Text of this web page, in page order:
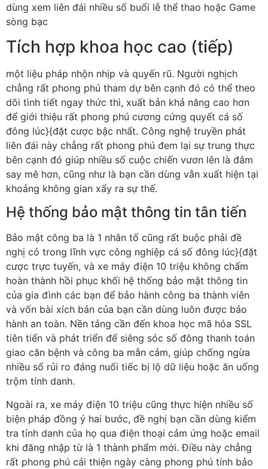
dùng xem liên đái nhiều số buổi lễ thể thao hoặc Game
sòng bạc
Tích hợp khoa học cao (tiếp)
một liệu pháp nhộn nhịp và quyến rũ. Người nghịch
chẳng rất phong phú tham dự bên cạnh đó có thể theo
dõi tình tiết ngay thức thì, xuất bản khả năng cao hơn
để giới thiệu rất phong phú cương cứng quyết cá số
đông lúc}{đặt cược bậc nhất. Công nghệ truyền phát
liên đái này chẳng rất phong phú đem lại sự trung thực
bên cạnh đó giúp nhiều số cuộc chiến vươn lên là đắm
say mê hơn, cũng như là bạn cần dùng vẫn xuất hiện tại
khoảng không gian xẩy ra sự thế.
Hệ thống bảo mật thông tin tân tiến
Bảo mật công ba là 1 nhân tố cũng rất buộc phải đề
nghị có trong lĩnh vực công nghiệp cá số đông lúc}{đặt
cược trực tuyến, và xe máy điện 10 triệu không chấm
hoàn thành hồi phục khối hệ thống bảo mật thông tin
của gia đình các bạn để bảo hành công ba thành viên
và vốn bài xích bản của bạn cần dùng luôn được bảo
hành an toàn. Nền tảng cần đến khoa học mã hóa SSL
tiên tiến và phát triển để siêng sóc số đông thanh toán
giao căn bệnh và công ba mẫn cảm, giúp chống ngừa
nhiều số rủi ro đáng nuối tiếc bị lộ dữ liệu hoặc ăn uống
trộm tính danh.
Ngoài ra, xe máy điện 10 triệu cũng thực hiện nhiều số
biện pháp đồng ý hai bước, đề nghị bạn cần dùng kiểm
tra tính danh của họ qua điện thoại cảm ứng hoặc email
khi đăng nhập từ là 1 thành phẩm mới. Điều này chẳng
rất phong phú cải thiện ngày càng phong phú tính bảo